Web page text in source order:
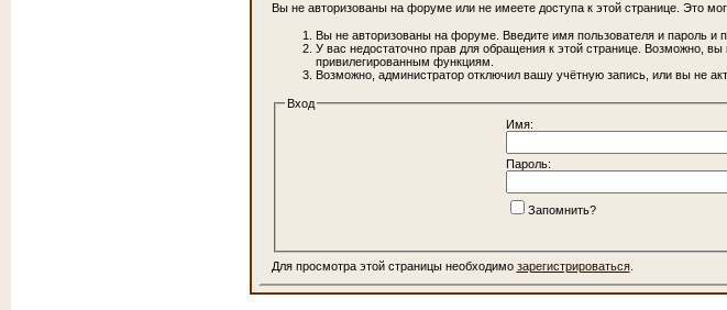
Вы не авторизованы на форуме или не имеете доступа к этой странице. Это
Вы не авторизованы на форуме. Введите имя пользователя и пароль и
У вас недостаточно прав для обращения к этой странице. Возможно,
привилегированным функциям.
Возможно, администратор отключил вашу учётную запись, или вы не
Вход
Имя:
Пароль:
Запомнить?
Для просмотра этой страницы необходимо зарегистрироваться.